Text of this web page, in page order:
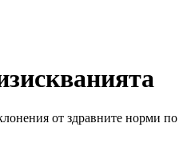
от здравните норми по